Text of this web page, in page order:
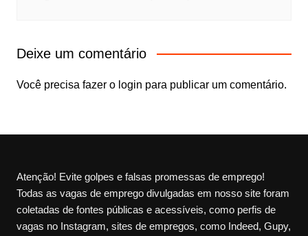
Deixe um comentário
Você precisa fazer o login para publicar um comentário.
Atenção! Evite golpes e falsas promessas de emprego!
Todas as vagas de emprego divulgadas em nosso site foram
coletadas de fontes públicas e acessíveis, como perfis de
vagas no Instagram, sites de empregos, como Indeed, Gupy,